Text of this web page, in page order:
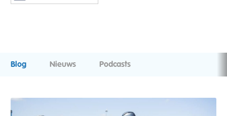
Blog Nieuws Podcasts